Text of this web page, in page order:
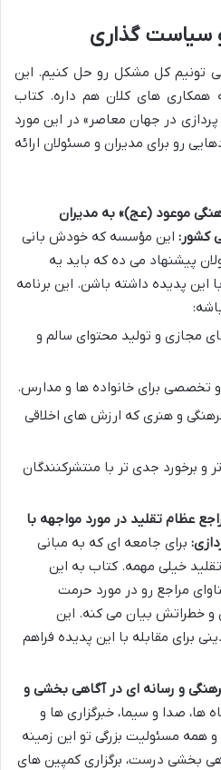
سیاست گذاری
تونیم کل مشکل رو حل کنیم. این
همکاری های کلان هم داره. کتاب
در جهان معاصر» در این مورد
رو برای مدیران و مسئولان ارائه
موعود (عج)» به مدیران
کشور: این مؤسسه که خودش بانی
پیشنهاد می ده که باید یه
این پدیده داشته باشن. این برنامه
مجازی و تولید محتوای سالم و
برای خانواده ها و مدارس.
و هنری که ارزش های اخلاقی
و برخورد جدی تر با منتشرکنندگان
عظام تقلید در مورد مواجهه با
برای جامعه ای که به مبانی
تقلید خیلی مهمه. کتاب به این
مراجع رو در مورد حرمت
خطراتش بیان می کنه. این
برای مقابله با این پدیده فراهم
و رسانه ای در آگاهی بخشی و
ها، صدا و سیما، خبرگزاری ها و
همه مسئولیت بزرگی تو این زمینه
بخشی درست، برگزاری کمپین های